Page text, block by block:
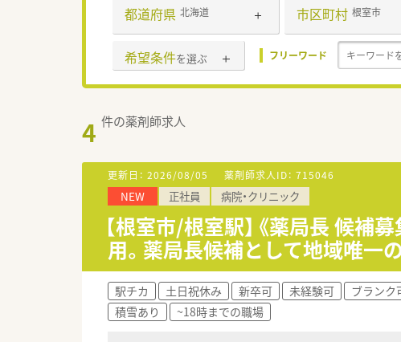
都道府県 北海道 市区町村 根室市
希望条件を選ぶ フリーワード
4 件の薬剤師求人
更新日： 2026/08/05 薬剤師求人ID： 715046
NEW 正社員 病院・クリニック
【根室市/根室駅】《薬局長 候補
用。薬局長候補として地域唯
駅チカ 土日祝休み 新卒可 未経験可 ブランク
積雪あり
~18時までの職場